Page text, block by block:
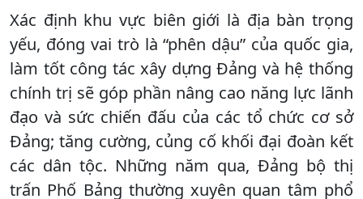
Xác định khu vực biên giới là địa bàn trọng
yếu, đóng vai trò là “phên dậu” của quốc gia,
làm tốt công tác xây dựng Đảng và hệ thống
chính trị sẽ góp phần nâng cao năng lực lãnh
đạo và sức chiến đấu của các tổ chức cơ sở
Đảng; tăng cường, củng cố khối đại đoàn kết
các dân tộc. Những năm qua, Đảng bộ thị
trấn Phố Bảng thường xuyên quan tâm phổ